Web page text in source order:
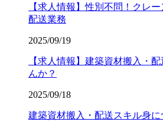
【求人情報】性別不問！クレ
配送業務
2025/09/19
【求人情報】建築資材搬入・
んか？
2025/09/18
建築資材搬入・配送スキル身